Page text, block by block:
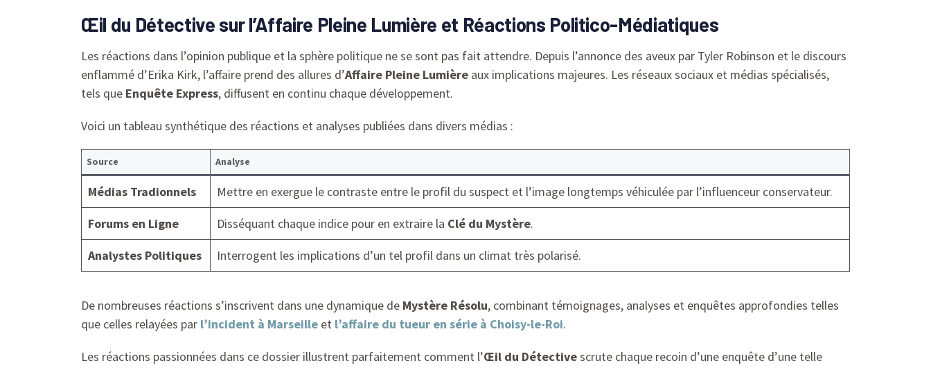
Œil du Détective sur l’Affaire Pleine Lumière et Réactions Politico-Médiatiques
Les réactions dans l’opinion publique et la sphère politique ne se sont pas fait attendre. Depuis l’annonce des aveux par Tyler Robinson et le discours
enflammé d’Erika Kirk, l’affaire prend des allures d’Affaire Pleine Lumière aux implications majeures. Les réseaux sociaux et médias spécialisés,
tels que Enquête Express, diffusent en continu chaque développement.
Voici un tableau synthétique des réactions et analyses publiées dans divers médias :
Source Analyse
Médias Tradionnels
Mettre en exergue le contraste entre le profil du suspect et l’image longtemps véhiculée par l’influenceur conservateur.
Forums en Ligne
Disséquant chaque indice pour en extraire la Clé du Mystère.
Analystes Politiques
Interrogent les implications d’un tel profil dans un climat très polarisé.
De nombreuses réactions s’inscrivent dans une dynamique de Mystère Résolu, combinant témoignages, analyses et enquêtes approfondies telles
que celles relayées par l’incident à Marseille et l’affaire du tueur en série à Choisy-le-Roi.
Les réactions passionnées dans ce dossier illustrent parfaitement comment l’Œil du Détectivescrute chaque recoin d’une enquête d’une telle